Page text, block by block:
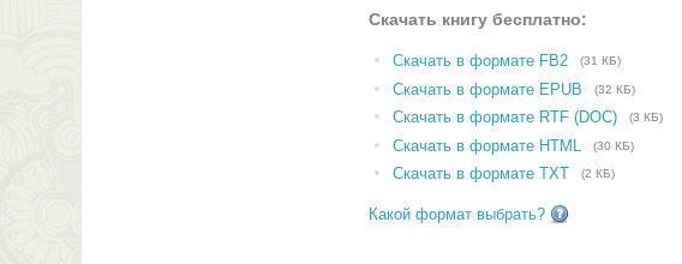
Скачать книгу бесплатно:
Скачать в формате FB2 (31 КБ)
Скачать в формате EPUB (32 КБ)
Скачать в формате RTF (DOC) (3 КБ)
Скачать в формате HTML (30 КБ)
Скачать в формате TXT (2 КБ)
Какой формат выбрать?